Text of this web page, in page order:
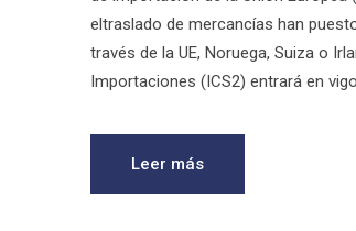
eltraslado de mercancías han
través de la UE, Noruega, Suiza o
Importaciones (ICS2) entrará en
Leer más